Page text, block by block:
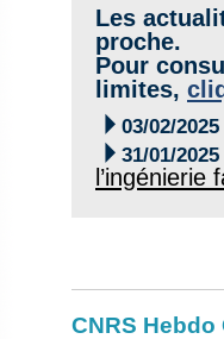
Les
proche.
Pour
limites,
 03/02/2025
 31/01/2025
CNRS